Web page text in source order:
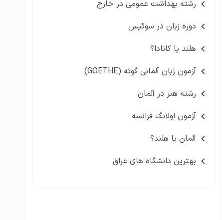
رشته بهداشت عمومی در خارج
دوره زبان در سوئیس
هلند یا کانادا؟
آزمون زبان آلمانی گوته (GOETHE)
رشته هنر در آلمان
آزمون اولانگ فرانسه
آلمان یا هلند؟
بهترین دانشگاه های عراق